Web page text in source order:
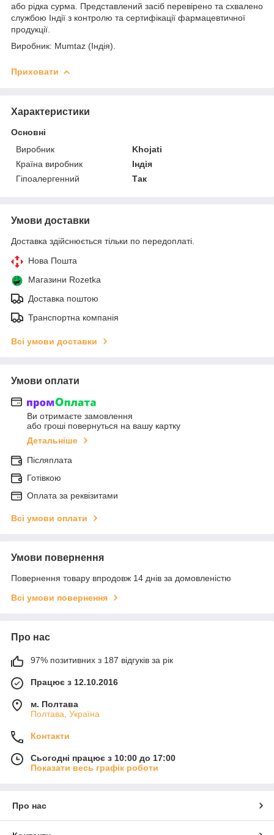
або рідка сурма. Представлений засіб перевірено та схвалено
службою Індії з контролю та сертифікації фармацевтичної
продукції.
Виробник: Mumtaz (Індія).
Приховати
Характеристики
Основні
Виробник
Khojati
Країна виробник
Індія
Гіпоалергенний
Так
Умови доставки
Доставка здійснюється тільки по передоплаті.
Нова Пошта
Магазини Rozetka
Доставка поштою
Транспортна компанія
Всі умови доставки
Умови оплати
Ви отримаєте замовлення
або гроші повернуться на вашу картку
Детальніше
Післяплата
Готівкою
Оплата за реквізитами
Всі умови оплати
Умови повернення
Повернення товару впродовж 14 днів за домовленістю
Всі умови повернення
Про нас
97% позитивних з 187 відгуків за рік
Працює з 12.10.2016
м. Полтава
Полтава, Україна
Контакти
Сьогодні працює з 10:00 до 17:00
Показати весь графік роботи
Про нас